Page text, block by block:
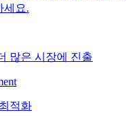
세요.
많은 시장에 진출
적화